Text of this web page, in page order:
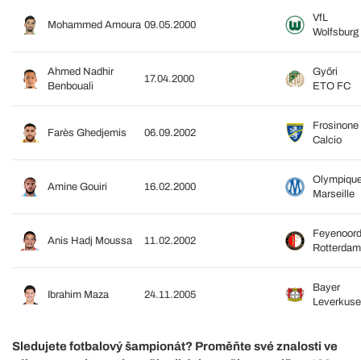
Mohammed Amoura 09.05.2000
VfL
Wolfsburg
Ahmed Nadhir
Benbouali
17.04.2000
Győri
ETO FC
Farès Ghedjemis 06.09.2002
Frosinone
Calcio
Amine Gouiri 16.02.2000
Marseille
Anis Hadj Moussa 11.02.2002
Feyenoord
Rotterdam
Ibrahim Maza 24.11.2005
Bayer
Sledujete fotbalový šampionát? Proměňte své znalosti ve